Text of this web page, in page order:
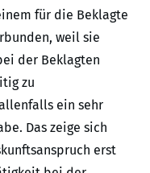
für die Beklagte
weil sie
der Beklagten
zu
ein sehr
Das zeige sich
erst